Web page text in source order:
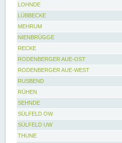
LOHNDE
LÜBBECKE
MEHRUM
NIENBRÜGGE
RECKE
RODENBERGER AUE-OST
RODENBERGER AUE-WEST
RUSBEND
RÜHEN
SEHNDE
SÜLFELD OW
SÜLFELD UW
THUNE